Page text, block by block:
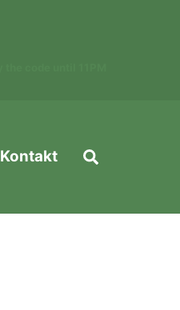
Kontakt